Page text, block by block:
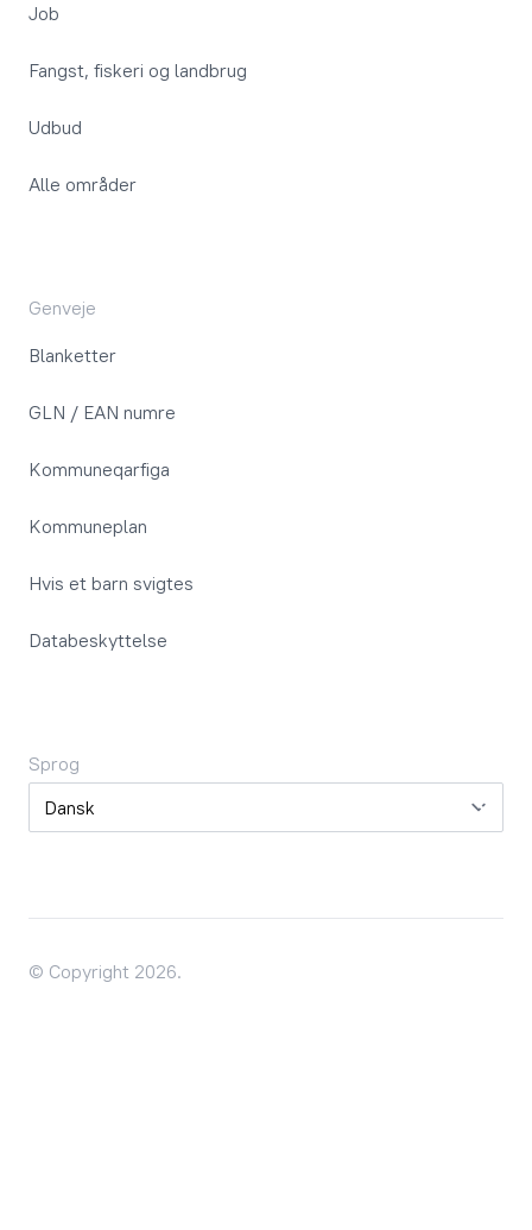
Job
Fangst, fiskeri og landbrug
Udbud
Alle områder
Genveje
Blanketter
GLN / EAN numre
Kommuneqarfiga
Kommuneplan
Hvis et barn svigtes
Databeskyttelse
Sprog
Sprog
© Copyright 2026.